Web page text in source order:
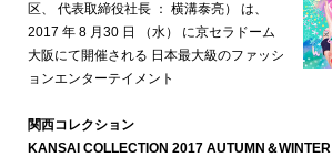
区、 代表取締役社長 ： 横溝泰亮） は、
2017 年 8 月30 日 （水） に京セラドーム
大阪にて開催される 日本最大級のファッシ
ョンエンターテイメント
関西コレクション
KANSAI COLLECTION 2017 AUTUMN＆WINTER